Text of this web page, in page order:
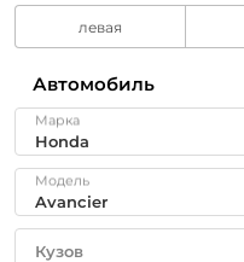
левая
Автомобиль
Марка
Модель
Кузов